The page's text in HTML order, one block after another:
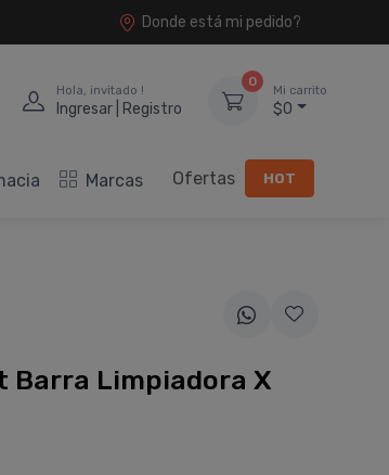
Donde está mi pedido?
Hola, invitado !
Ingresar | Registro
0
Mi carrito
$0
Marcas Ofertas HOT
Barra Limpiadora X